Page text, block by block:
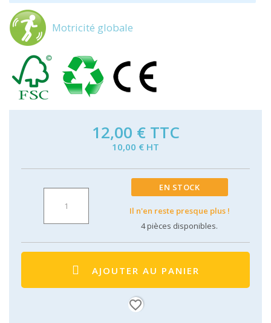
Motricité globale
12,00 € TTC
10,00 € HT
EN STOCK
Il n'en reste presque plus !
4pièces disponibles.
AJOUTER AU PANIER
favorite_border